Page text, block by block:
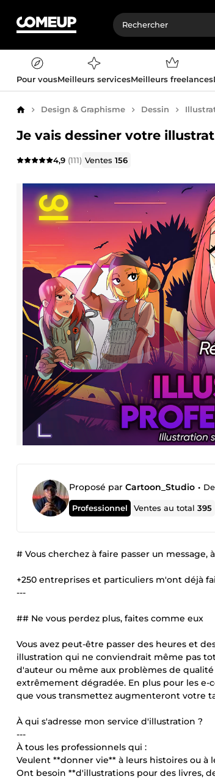
Pour vousMeilleurs servicesMeilleurs freelances
AccueilDesign & Graphisme Dessin
Je vais dessiner votre
4,9 (111) Ventes156
Proposé par Cartoon_Studio •
Professionnel Ventes au total395
# Vous cherchez à faire passer un
+250 entreprises et particuliers m'ont déjà
---
## Ne vous perdez plus, faites comme eux
Vous avez peut-être passer des heures et
illustration qui ne conviendrait même pas
d'auteur ou même aux problèmes de
extrêmement dégradée. En plus pour les
que vous transmettez augmenteront votre
À qui s'adresse mon service d'illustration ?
---
À tous les professionnels qui :
Veulent **donner vie** à leurs histoires ou à
Ont besoin **d'illustrations pour des livres,